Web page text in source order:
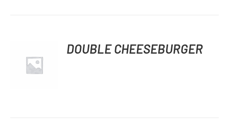
DÉTAILS
DOUBLE CHEESEBURGER